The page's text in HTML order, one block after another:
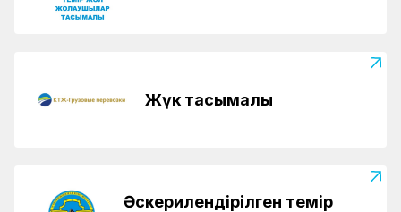
Жүк тасымалы
Әскерилендірілген темір